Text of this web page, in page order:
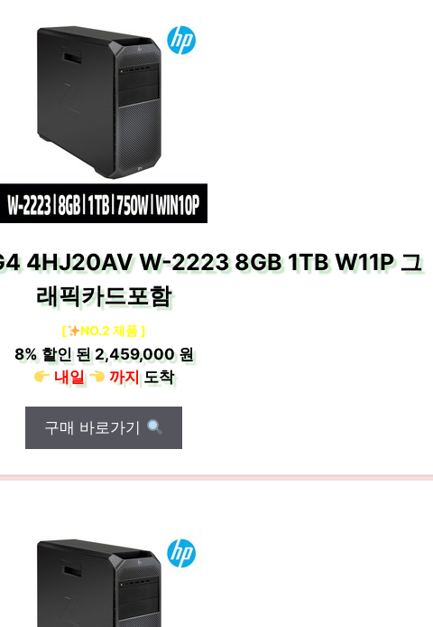
4HJ20AV W-2223 8GB 1TB W11P 그
래픽카드포함
[ NO.2 제품 ]
8%할인 된2,459,000 원
내일
까지도착
구매 바로가기